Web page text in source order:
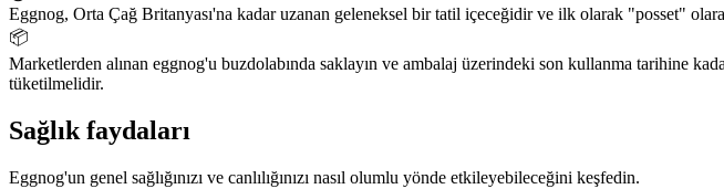
Eggnog, Orta Çağ Britanyası'na kadar uzanan geleneksel bir tatil içeceğidir ve ilk olarak "posset" olarak
📦
Marketlerden alınan eggnog'u buzdolabında saklayın ve ambalaj üzerindeki son kullanma tarihine
tüketilmelidir.
Sağlık faydaları
Eggnog'un genel sağlığınızı ve canlılığınızı nasıl olumlu yönde etkileyebileceğini keşfedin.